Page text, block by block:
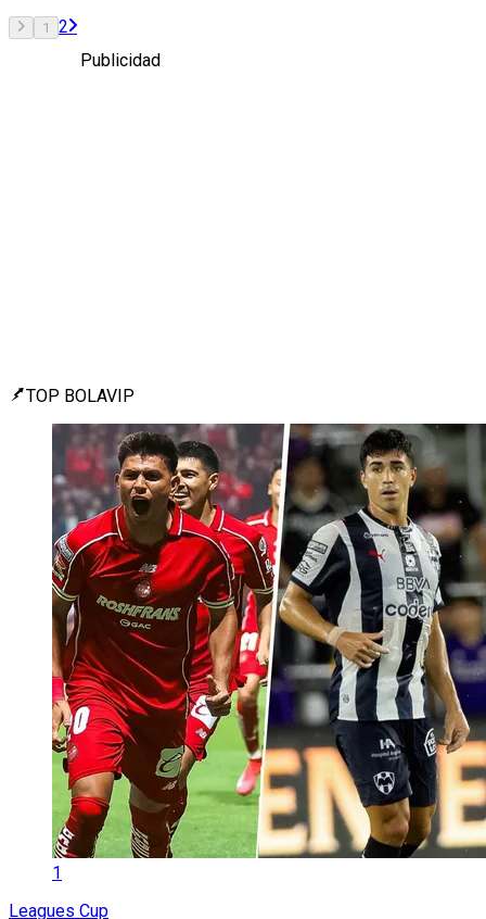
1
2
Publicidad
TOP BOLAVIP
1
Leagues Cup